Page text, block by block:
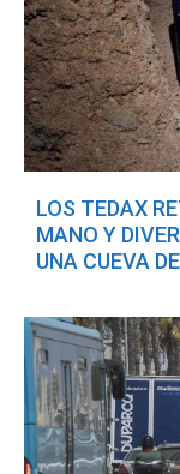
LOS TEDAX
MANO Y
UNA CUEVA